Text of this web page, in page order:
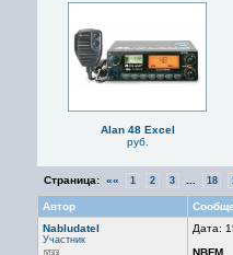
Alan 48 Excel
руб.
Страница: «« 1 2 3 18
Автор
Nabludatel
Участник
Дата:
NBFM